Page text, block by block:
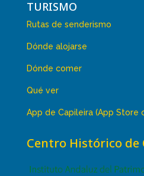
TURISMO
Rutas de senderismo
Dónde alojarse
Dónde comer
Qué ver
App de Capileira (App Store
Centro Histórico de